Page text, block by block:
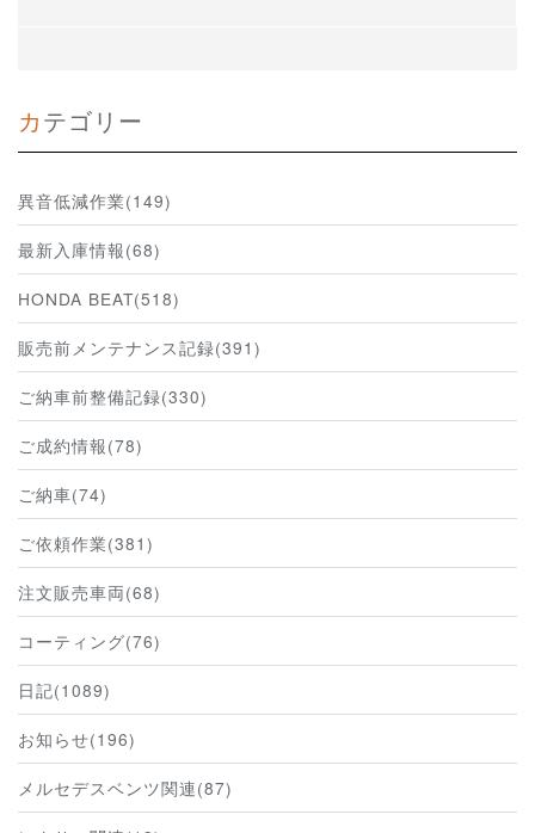
カテゴリー
異音低減作業(149)
最新入庫情報(68)
HONDA BEAT(518)
販売前メンテナンス記録(391)
ご納車前整備記録(330)
ご成約情報(78)
ご納車(74)
ご依頼作業(381)
注文販売車両(68)
コーティング(76)
日記(1089)
お知らせ(196)
メルセデスベンツ関連(87)